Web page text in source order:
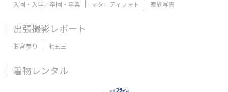
入園・入学／卒園・卒業
マタニティフォト 家族写真
出張撮影レポート
お宮参り 七五三
着物レンタル